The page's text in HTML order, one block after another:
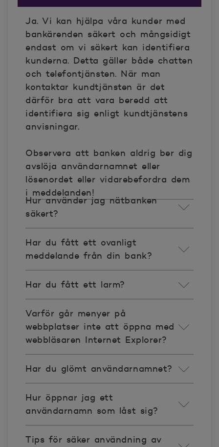
Ja. Vi kan hjälpa våra kunder med
bankärenden säkert och mångsidigt
endast om vi säkert kan identifiera
kunderna. Detta gäller både chatten
och telefontjänsten. När man
kontaktar kundtjänsten är det
därför bra att vara beredd att
identifiera sig enligt kundtjänstens
anvisningar.
Observera att banken aldrig ber dig
avslöja användarnamnet eller
lösenordet eller vidarebefordra dem
i meddelanden!
Hur använder jag nätbanken
säkert?
Har du fått ett ovanligt
meddelande från din bank?
Har du fått ett larm?
Varför går menyer på
webbplatser inte att öppna med
webbläsaren Internet Explorer?
Har du glömt användarnamnet?
Hur öppnar jag ett
användarnamn som låst sig?
Tips för säker användning av